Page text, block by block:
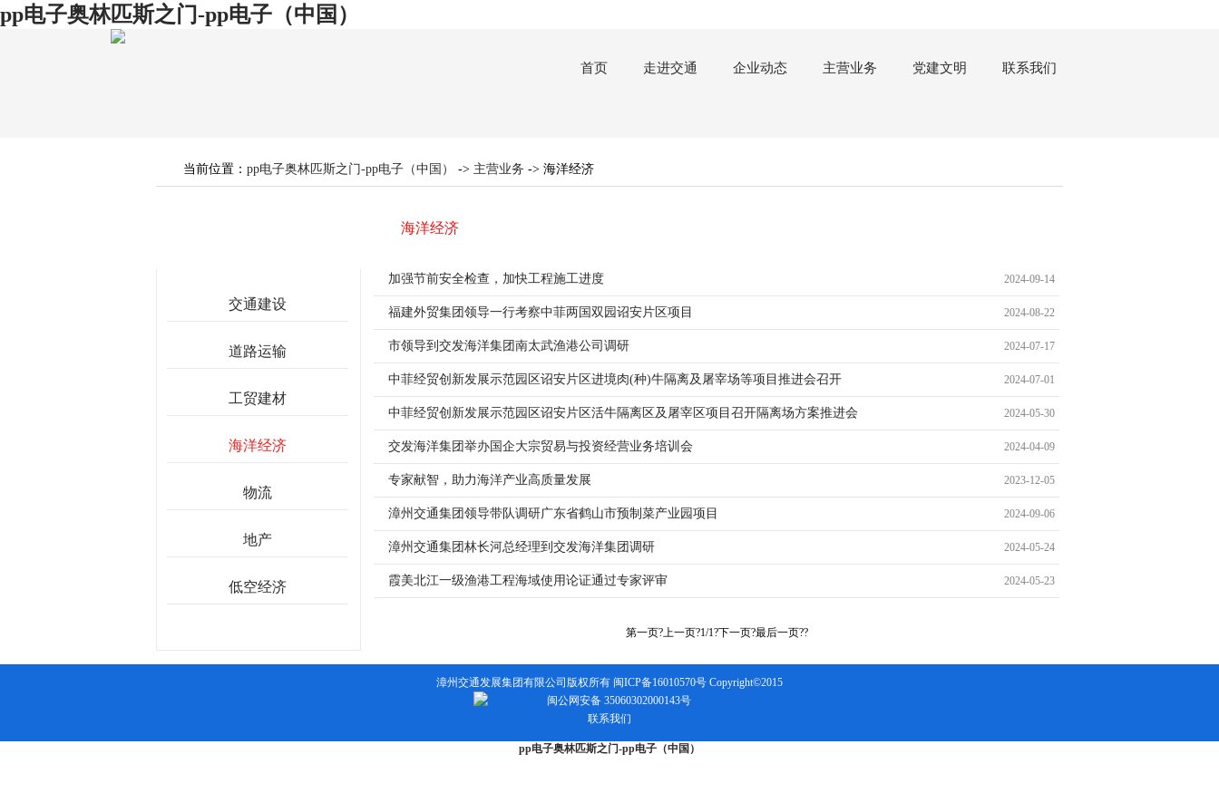
pp电子奥林匹斯之门-pp电子（中国）
首页 走进交通 企业动态 主营业务 党建文明 联系我们
当前位置： pp电子奥林匹斯之门-pp电子（中国） -> 主营业务 -> 海洋经济
交通建设
道路运输
工贸建材
海洋经济
物流
地产
低空经济
海洋经济
2024-09-14
加强节前安全检查，加快工程施工进度
2024-08-22
福建外贸集团领导一行考察中菲两国双园诏安片区项目
2024-07-17
市领导到交发海洋集团南太武渔港公司调研
2024-07-01
中菲经贸创新发展示范园区诏安片区进境肉(种)牛隔离及屠宰场等项目推进会召开
2024-05-30
中菲经贸创新发展示范园区诏安片区活牛隔离区及屠宰区项目召开隔离场方案推进会
2024-04-09
交发海洋集团举办国企大宗贸易与投资经营业务培训会
2023-12-05
专家献智，助力海洋产业高质量发展
2024-09-06
漳州交通集团领导带队调研广东省鹤山市预制菜产业园项目
2024-05-24
漳州交通集团林长河总经理到交发海洋集团调研
2024-05-23
霞美北江一级渔港工程海域使用论证通过专家评审
第一页?上一页?1/1?下一页?最后一页??
漳州交通发展集团有限公司版权所有 闽ICP备16010570号 Copyright©2015
闽公网安备 35060302000143号
联系我们
pp电子奥林匹斯之门-pp电子（中国）